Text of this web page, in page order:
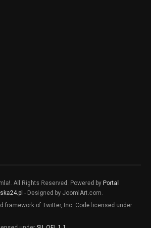
All Rights Reserved. Powered by Portal
- Designed by JoomlArt.com.
framework of Twitter, Inc. Code licensed under